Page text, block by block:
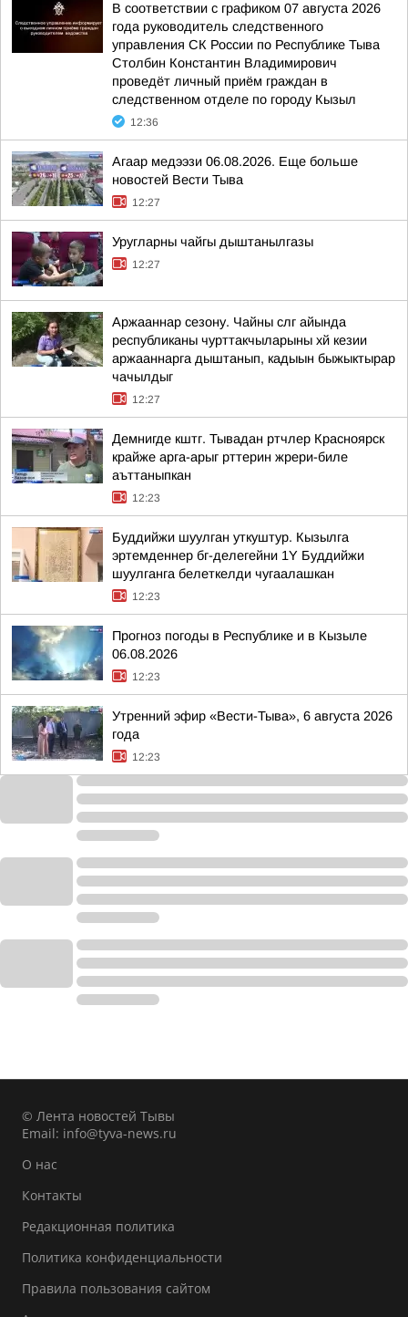
В соответствии с графиком 07 августа 2026
года руководитель следственного
управления СК России по Республике Тыва
Столбин Константин Владимирович
проведёт личный приём граждан в
следственном отделе по городу Кызыл
12:36
Агаар медээзи 06.08.2026. Еще больше
новостей Вести Тыва
12:27
Уругларны чайгы дыштанылгазы
12:27
Аржааннар сезону. Чайны слг айында
республиканы чурттакчыларыны хй кезии
аржааннарга дыштанып, кадыын быжыктырар
чачылдыг
12:27
Демнигде кштг. Тывадан ртчлер Красноярск
крайже арга-арыг рттерин жрери-биле
аъттаныпкан
12:23
Буддийжи шуулган уткуштур. Кызылга
эртемденнер бг-делегейни 1Y Буддийжи
шуулганга белеткелди чугаалашкан
12:23
Прогноз погоды в Республике и в Кызыле
06.08.2026
12:23
Утренний эфир «Вести-Тыва», 6 августа 2026
года
12:23
© Лента новостей Тывы
Email: info@tyva-news.ru
О нас
Контакты
Редакционная политика
Политика конфиденциальности
Правила пользования сайтом